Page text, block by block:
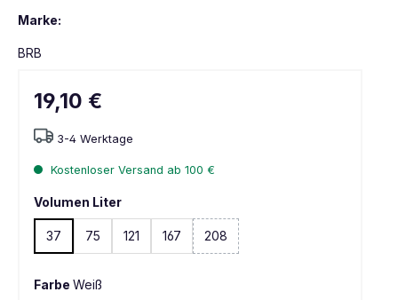
Marke:
BRB
19,10 €
3-4 Werktage
Kostenloser Versand ab 100 €
Volumen Liter
37 75 121 167 208
Farbe Weiß